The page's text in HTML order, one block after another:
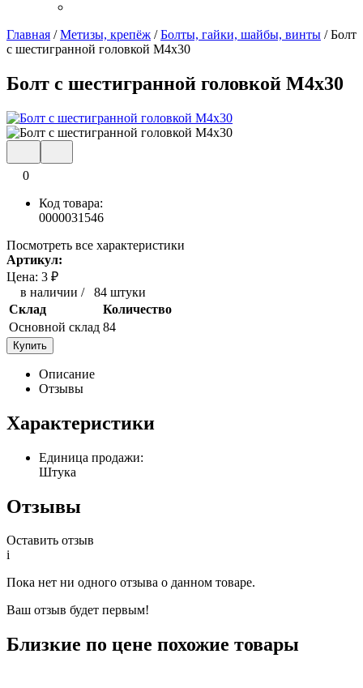
Главная /Метизы, крепёж /Болты, гайки, шайбы, винты /Болт
с шестигранной головкой М4x30
Болт с шестигранной головкой М4x30
0
Код товара:
0000031546
Посмотреть все характеристики
Артикул:
Цена: 3 ₽
в наличии / 84 штуки
Склад
Количество
Основной склад 84
Купить
Описание
Отзывы
Характеристики
Единица продажи:
Штука
Отзывы
Оставить отзыв
i
Пока нет ни одного отзыва о данном товаре.
Ваш отзыв будет первым!
Близкие по цене похожие товары